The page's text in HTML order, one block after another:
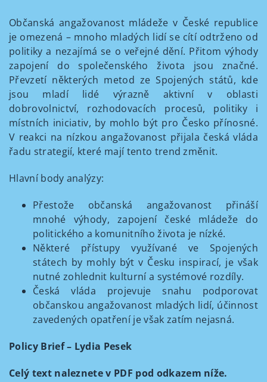
Občanská angažovanost mládeže v České republice
je omezená – mnoho mladých lidí se cítí odtrženo od
politiky a nezajímá se o veřejné dění. Přitom výhody
zapojení do společenského života jsou značné.
Převzetí některých metod ze Spojených států, kde
jsou mladí lidé výrazně aktivní v oblasti
dobrovolnictví, rozhodovacích procesů, politiky i
místních iniciativ, by mohlo být pro Česko přínosné.
V reakci na nízkou angažovanost přijala česká vláda
řadu strategií, které mají tento trend změnit.
Hlavní body analýzy:
Přestože občanská angažovanost přináší
mnohé výhody, zapojení české mládeže do
politického a komunitního života je nízké.
Některé přístupy využívané ve Spojených
státech by mohly být v Česku inspirací, je však
nutné zohlednit kulturní a systémové rozdíly.
Česká vláda projevuje snahu podporovat
občanskou angažovanost mladých lidí, účinnost
zavedených opatření je však zatím nejasná.
Policy Brief – Lydia Pesek
Celý text naleznete v PDF pod odkazem níže.